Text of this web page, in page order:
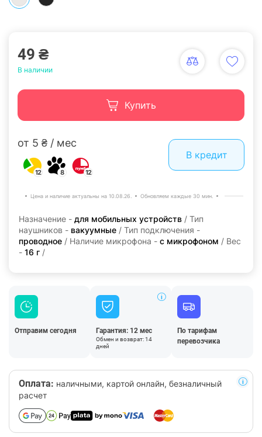
49 ₴
В наличии
Купить
от 5 ₴ / мес
12 8 12
В кредит
Цена и наличие актуальны на 10.08.26. Обновляем каждые 30 мин.
Назначение - для мобильных устройств / Тип
наушников - вакуумные / Тип подключения -
проводное / Наличие микрофона - с микрофоном / Вес
- 16 г /
Отправим сегодня Гарантия: 12 мес
Обмен и возврат: 14
дней
По тарифам
перевозчика
Оплата: наличными, картой онлайн, безналичный
расчет